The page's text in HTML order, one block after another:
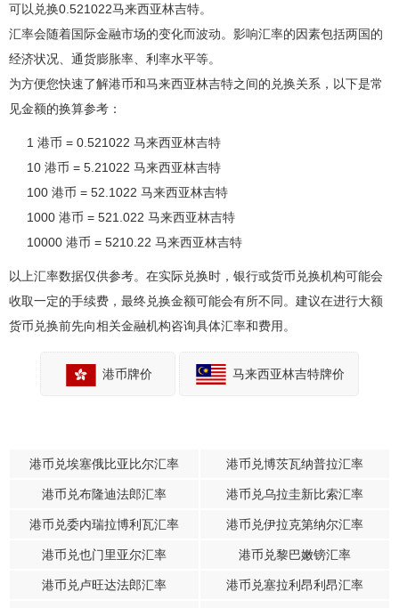
可以兑换0.521022马来西亚林吉特。
汇率会随着国际金融市场的变化而波动。影响汇率的因素包括两国的
经济状况、通货膨胀率、利率水平等。
为方便您快速了解港币和马来西亚林吉特之间的兑换关系，以下是常
见金额的换算参考：
1 港币 = 0.521022 马来西亚林吉特
10 港币 = 5.21022 马来西亚林吉特
100 港币 = 52.1022 马来西亚林吉特
1000 港币 = 521.022 马来西亚林吉特
10000 港币 = 5210.22 马来西亚林吉特
以上汇率数据仅供参考。在实际兑换时，银行或货币兑换机构可能会
收取一定的手续费，最终兑换金额可能会有所不同。建议在进行大额
货币兑换前先向相关金融机构咨询具体汇率和费用。
港币牌价 马来西亚林吉特牌价
港币兑埃塞俄比亚比尔汇率 港币兑博茨瓦纳普拉汇率
港币兑布隆迪法郎汇率 港币兑乌拉圭新比索汇率
港币兑委内瑞拉博利瓦汇率 港币兑伊拉克第纳尔汇率
港币兑也门里亚尔汇率 港币兑黎巴嫩镑汇率
港币兑卢旺达法郎汇率 港币兑塞拉利昂利昂汇率